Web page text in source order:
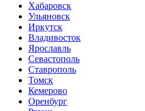
Хабаровск
Ульяновск
Иркутск
Владивосток
Ярославль
Севастополь
Ставрополь
Томск
Кемерово
Оренбург